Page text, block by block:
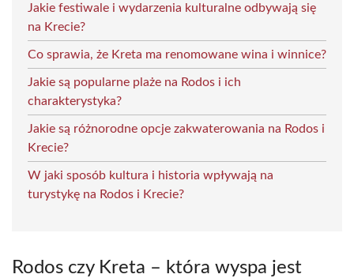
Jakie festiwale i wydarzenia kulturalne odbywają się
na Krecie?
Co sprawia, że Kreta ma renomowane wina i winnice?
Jakie są popularne plaże na Rodos i ich
charakterystyka?
Jakie są różnorodne opcje zakwaterowania na Rodos i
Krecie?
W jaki sposób kultura i historia wpływają na
turystykę na Rodos i Krecie?
Rodos czy Kreta – która wyspa jest